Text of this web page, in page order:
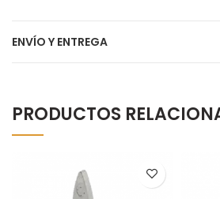
ENVÍO Y ENTREGA
PRODUCTOS